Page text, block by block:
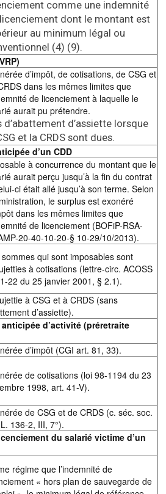
comme une indemnité
dont le montant est
au minimum légal ou
(4) (9).
d’impôt, de cotisations, de CSG et
dans les mêmes limites que
de licenciement à laquelle le
aurait pu prétendre.
d’abattement d’assiette lorsque
et la CRDS sont dues.
d’un CDD
à concurrence du montant que le
aurait perçu jusqu’à la fin du contrat
ci était allé jusqu’à son terme. Selon
le surplus est exonéré
dans les mêmes limites que
de licenciement (BOFiP-RSA-
20-40-10-20-§ 10-29/10/2013).
sommes qui sont imposables sont
à cotisations (lettre-circ. ACOSS
22 du 25 janvier 2001, § 2.1).
à CSG et à CRDS (sans
d’assiette).
d’activité (préretraite
d’impôt (CGI art. 81, 33).
de cotisations (loi 98-1194 du 23
1998, art. 41-V).
de CSG et de CRDS (c. séc. soc.
136-2, III, 7°).
du salarié victime d’un
régime que l’indemnité de
« hors plan de sauvegarde de